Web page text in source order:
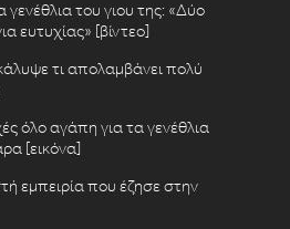
του γιου της: «Δύο
ευτυχίας» [βίντεο]
τι απολαμβάνει πολύ
όλο αγάπη για τα γενέθλια
[εικόνα]
εμπειρία που έζησε στην